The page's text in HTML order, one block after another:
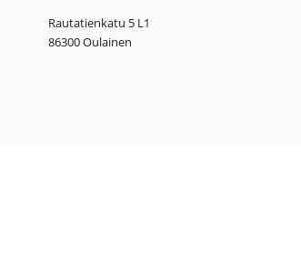
Rautatienkatu 5 L1
86300 Oulainen